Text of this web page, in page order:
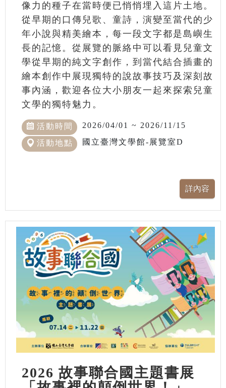
像力的種子在當時便已悄悄埋入這片土地。
從早期的口傳兒歌、童詩，演變至當代的少
年小說與精美繪本，每一段文字都是島嶼生
長的記憶。從展覽的脈絡中可以看見兒童文
學從早期的純文字創作，到當代結合插畫的
繪本創作中展現獨特的說故事技巧及深刻故
事內涵，歡迎各位大小朋友一起來探索兒童
文學的獨特魅力。
活動時間 2026/04/01 ~ 2026/11/15
活動地點 國立臺灣文學館-展覽室D
2026 故事聯合國主題書展